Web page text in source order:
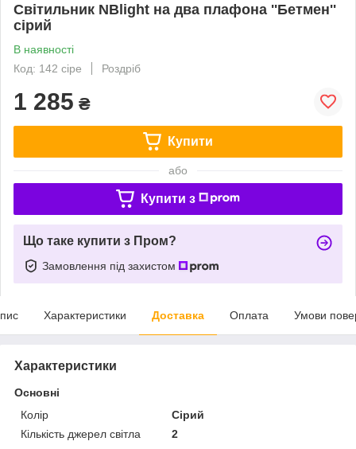
Світильник NBlight на два плафона ''Бетмен''
сірий
В наявності
Код: 142 сіре
Роздріб
1 285 ₴
Купити
або
Купити з
Що таке купити з Пром?
Замовлення під захистом
Характеристики Доставка Оплата Умови
Характеристики
Основні
Колір
Сірий
Кількість джерел світла
2